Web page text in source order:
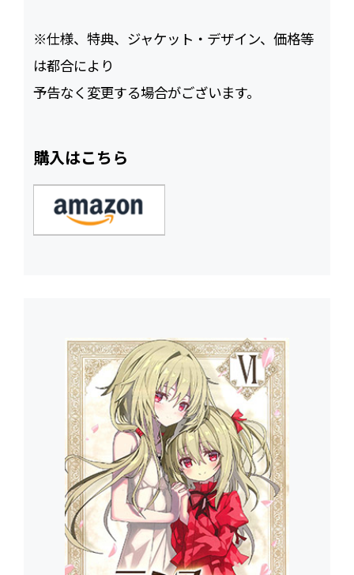
※仕様、特典、ジャケット・デザイン、価格等
は都合により
予告なく変更する場合がございます。
購入はこちら